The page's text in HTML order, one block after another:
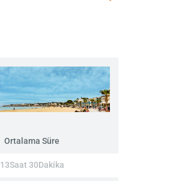
Ortalama Süre
13Saat 30Dakika